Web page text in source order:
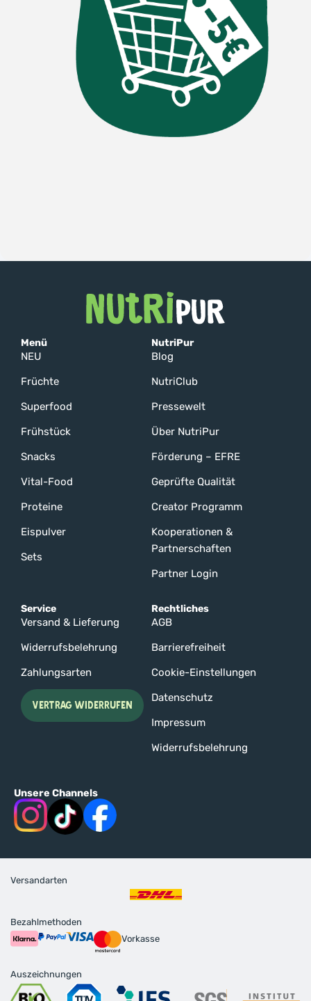
Menü
NEU
Früchte
Superfood
Frühstück
Snacks
Vital-Food
Proteine
Eispulver
Sets
NutriPur
Blog
NutriClub
Pressewelt
Über NutriPur
Förderung – EFRE
Geprüfte Qualität
Creator Programm
Kooperationen &
Partnerschaften
Partner Login
Service
Versand & Lieferung
Widerrufsbelehrung
Zahlungsarten
VERTRAG WIDERRUFEN
Rechtliches
AGB
Barrierefreiheit
Cookie-Einstellungen
Datenschutz
Impressum
Widerrufsbelehrung
Unsere Channels
Versandarten
Bezahlmethoden
Vorkasse
Auszeichnungen